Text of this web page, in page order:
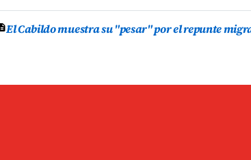
El Cabildo muestra su "pesar" por el repunte